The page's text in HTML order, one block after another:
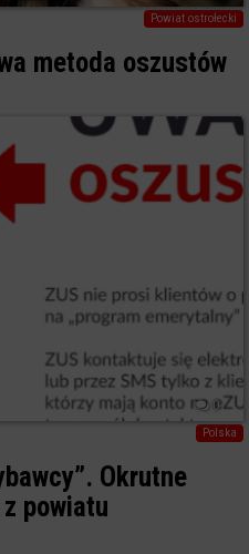
Powiat ostrołecki
metoda oszustów
0
Polska
Okrutne
powiatu